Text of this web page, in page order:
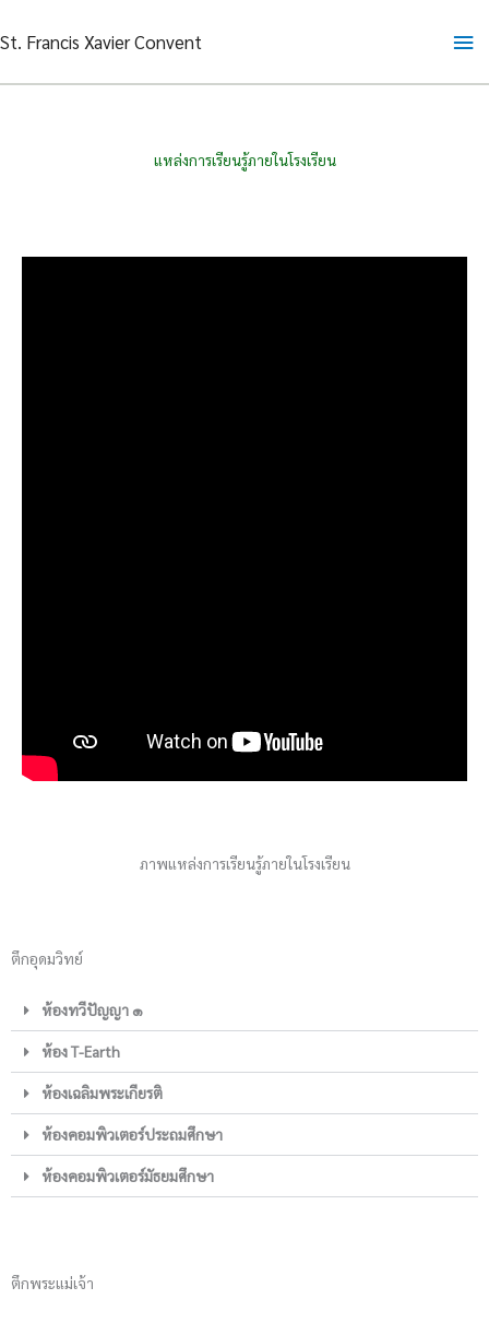
to
St. Francis Xavier Convent
แหล่งการเรียนรู้ภายในโรงเรียน
ภาพแหล่งการเรียนรู้ภายในโรงเรียน
ตึกอุดมวิทย์
ห้องทวีปัญญา ๑
ห้อง T-Earth
ห้องเฉลิมพระเกียรติ
ห้องคอมพิวเตอร์ประถมศึกษา
ห้องคอมพิวเตอร์มัธยมศึกษา
ตึกพระแม่เจ้า